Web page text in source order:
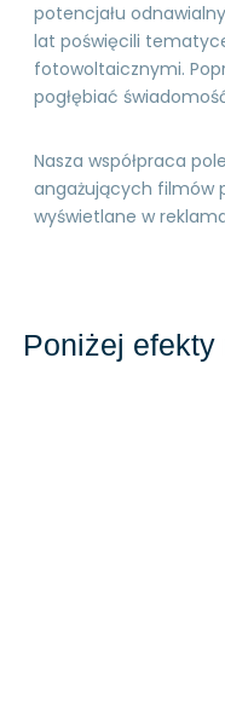
potencjału
lat poświęcili
fotowoltaicznymi.
pogłębiać
Nasza współpraca
angażujących filmów
wyświetlane w
Poniżej efekty